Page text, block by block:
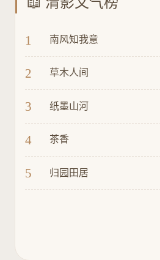
1 南风知我意
2 草木人间
3 纸墨山河
4 茶香
5 归园田居